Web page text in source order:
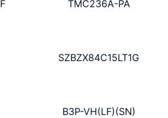
TMC236A-PA
SZBZX84C15LT1G
B3P-VH(LF)(SN)